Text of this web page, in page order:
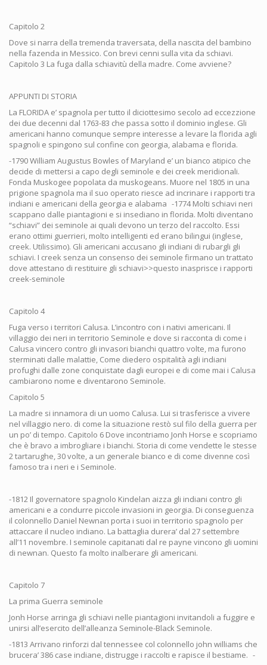
Capitolo 2
Dove si narra della tremenda traversata, della nascita del bambino
nella fazenda in Messico. Con brevi cenni sulla vita da schiavi.
Capitolo 3 La fuga dalla schiavitù della madre. Come avviene?
APPUNTI DI STORIA
La FLORIDA e’ spagnola per tutto il diciottesimo secolo ad eccezzione
dei due decenni dal 1763-83 che passa sotto il dominio inglese. Gli
americani hanno comunque sempre interesse a levare la florida agli
spagnoli e spingono sul confine con georgia, alabama e florida.
-1790 William Augustus Bowles of Maryland e’ un bianco atipico che
decide di mettersi a capo degli seminole e dei creek meridionali.
Fonda Muskogee popolata da muskogeans. Muore nel 1805 in una
prigione spagnola ma il suo operato riesce ad incrinare i rapporti tra
indiani e americani della georgia e alabama -1774 Molti schiavi neri
scappano dalle piantagioni e si insediano in florida. Molti diventano
“schiavi” dei seminole ai quali devono un terzo del raccolto. Essi
erano ottimi guerrieri, molto intelligenti ed erano bilingui (inglese,
creek. Utilissimo). Gli americani accusano gli indiani di rubargli gli
schiavi. I creek senza un consenso dei seminole firmano un trattato
dove attestano di restituire gli schiavi>>questo inasprisce i rapporti
creek-seminole
Capitolo 4
Fuga verso i territori Calusa. L’incontro con i nativi americani. Il
villaggio dei neri in territorio Seminole e dove si racconta di come i
Calusa vincero contro gli invasori bianchi quattro volte, ma furono
sterminati dalle malattie, Come diedero ospitalità agli indiani
profughi dalle zone conquistate dagli europei e di come mai i Calusa
cambiarono nome e diventarono Seminole.
Capitolo 5
La madre si innamora di un uomo Calusa. Lui si trasferisce a vivere
nel villaggio nero. di come la situazione restò sul filo della guerra per
un po’ di tempo. Capitolo 6 Dove incontriamo Jonh Horse e scopriamo
che è bravo a imbrogliare i bianchi. Storia di come vendette le stesse
2 tartarughe, 30 volte, a un generale bianco e di come divenne così
famoso tra i neri e i Seminole.
-1812 Il governatore spagnolo Kindelan aizza gli indiani contro gli
americani e a condurre piccole invasioni in georgia. Di conseguenza
il colonnello Daniel Newnan porta i suoi in territorio spagnolo per
attaccare il nucleo indiano. La battaglia durera’ dal 27 settembre
all’11 novembre. I seminole capitanati dal re payne vincono gli uomini
di newnan. Questo fa molto inalberare gli americani.
Capitolo 7
La prima Guerra seminole
Jonh Horse arringa gli schiavi nelle piantagioni invitandoli a fuggire e
unirsi all’esercito dell’alleanza Seminole-Black Seminole.
-1813 Arrivano rinforzi dal tennessee col colonnello john williams che
brucera’ 386 case indiane, distrugge i raccolti e rapisce il bestiame. -